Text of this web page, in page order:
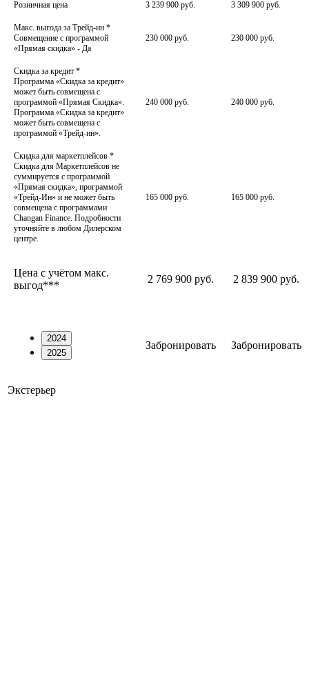
Розничная цена 3 239 900 руб. 3 309 900 руб.
Макс. выгода за Трейд-ин *
Совмещение с программой
«Прямая скидка» - Да
230 000 руб. 230 000 руб.
Скидка за кредит *
Программа «Скидка за кредит»
может быть совмещена с
программой «Прямая Скидка».
Программа «Скидка за кредит»
может быть совмещена с
программой «Трейд-ин».
240 000 руб. 240 000 руб.
Скидка для маркетплейсов *
Скидка для Маркетплейсов не
суммируется с программой
«Прямая скидка», программой
«Трейд-Ин» и не может быть
совмещена с программами
Changan Finance. Подробности
уточняйте в любом Дилерском
центре.
165 000 руб. 165 000 руб.
Цена с учётом макс.
выгод***
2 769 900 руб. 2 839 900 руб.
2024
2025
Забронировать Забронировать
Экстерьер